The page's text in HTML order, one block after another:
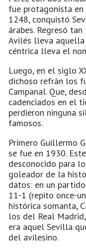
fue protagonista
1248, conquistó
árabes. Regresó
Avilés lleva aquella
céntrica lleva el
Luego, en el siglo
dichoso refrán los
Campanal. Que,
cadenciados en el
perdieron ninguna
famosos.
Primero Guillermo
se fue en 1930.
desconocido para
goleador de la
datos: en un
11-1 (repito once-
histórica somanta,
los del Real
era aquel Sevilla
del avilesino.